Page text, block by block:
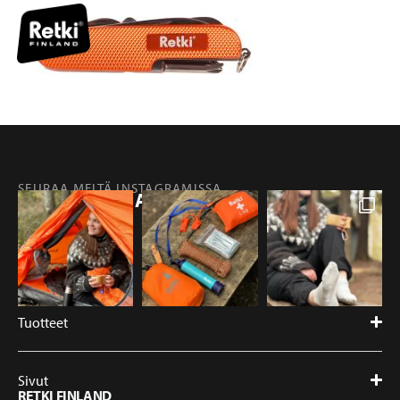
SEURAA MEITÄ INSTAGRAMISSA
@RETKIFINLAND
Tuotteet
Sivut
RETKI FINLAND